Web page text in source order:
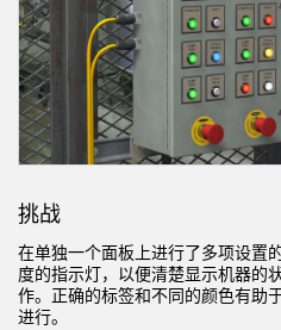
激光测距
测量光幕
3D飞行时间
雷达传感器
光纤
工厂通信
机器监控/设备综合效率
物料、服务或托盘取件呼叫
状况监测：预测性维护和预防性维
预测性维护与状态监控
挑战
在单独一个面板上进行了多项设置
度的指示灯，以便清楚显示机器的
作。正确的标签和不同的颜色有助
进行。